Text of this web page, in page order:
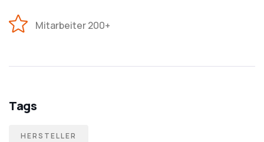
Mitarbeiter 200+
Tags
HERSTELLER